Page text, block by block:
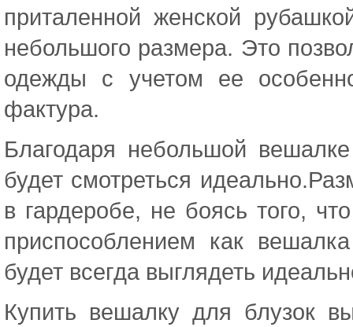
приталенной женской
небольшого размера. Это
одежды с учетом ее
фактура.
Благодаря небольшой
будет смотреться
в гардеробе, не боясь того,
приспособлением как
будет всегда выглядеть
Купить вешалку для блузок